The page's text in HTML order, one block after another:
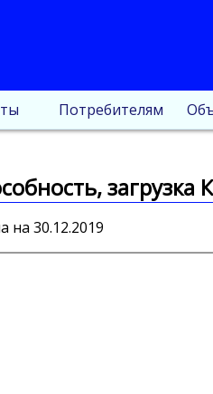
Потребителям
загрузка
на 30.12.2019